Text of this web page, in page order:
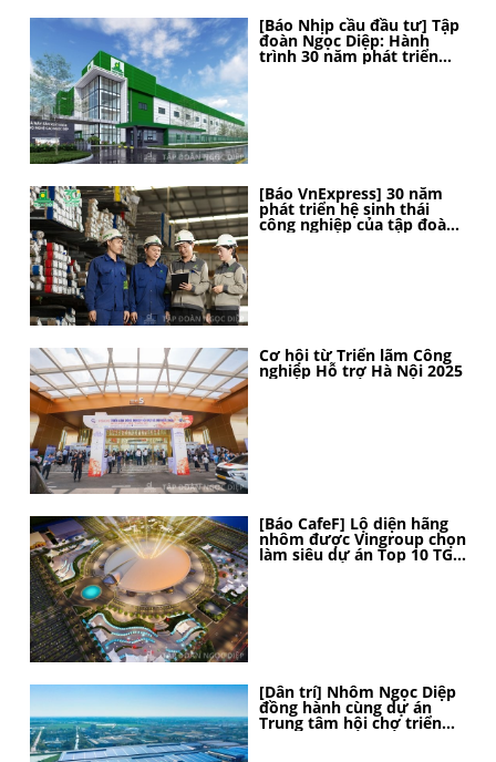
[Báo Nhịp cầu đầu tư] Tập
đoàn Ngọc Diệp: Hành
trình 30 năm phát triển
[Báo VnExpress] 30 năm
phát triển hệ sinh thái
công nghiệp của tập đoàn
Cơ hội từ Triển lãm Công
nghiệp Hỗ trợ Hà Nội 2025
[Báo CafeF] Lộ diện hãng
nhôm được Vingroup chọn
làm siêu dự án Top 10 TG,
thi công thần tốc, 4 tháng
[Dân trí] Nhôm Ngọc Diệp
đồng hành cùng dự án
Trung tâm hội chợ triển
lãm Quốc gia